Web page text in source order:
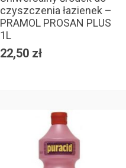
czyszczenia łazienek –
PRAMOL PROSAN PLUS
1L
22,50 zł